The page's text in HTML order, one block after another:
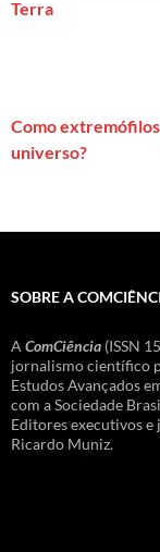
Terra
Como
universo?
SOBRE A
A ComCiência (ISSN
jornalismo científico
Estudos Avançados
com a Sociedade
Editores executivos e
Ricardo Muniz.